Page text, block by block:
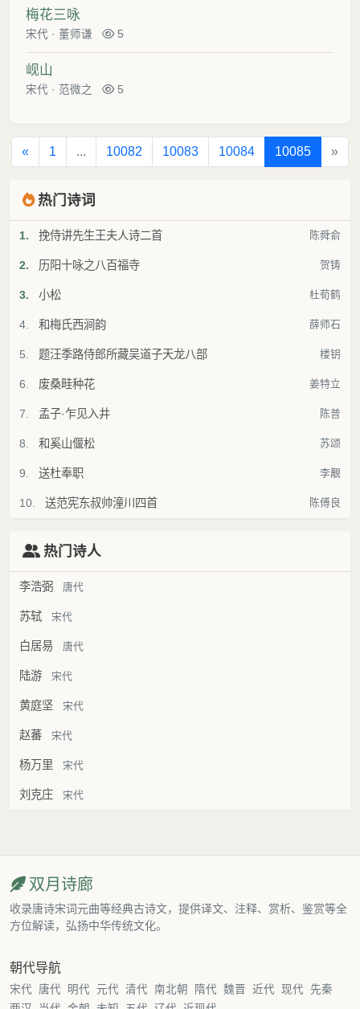
梅花三咏
宋代 · 董师谦 5
岘山
宋代 · 范微之 5
« 1 ... 10082 10083 10084 10085 »
热门诗词
1. 挽侍讲先生王夫人诗二首 陈舜俞
2. 历阳十咏之八百福寺 贺铸
3. 小松 杜荀鹤
4. 和梅氏西涧韵 薛师石
5. 题汪季路侍郎所藏吴道子天龙八部 楼钥
6. 废桑畦种花 姜特立
7. 孟子·乍见入井 陈普
8. 和奚山偃松 苏颂
9. 送杜奉职 李覯
10. 送范宪东叔帅潼川四首 陈傅良
热门诗人
李浩弼 唐代
苏轼 宋代
白居易 唐代
陆游 宋代
黄庭坚 宋代
赵蕃 宋代
杨万里 宋代
刘克庄 宋代
双月诗廊
收录唐诗宋词元曲等经典古诗文，提供译文、注释、赏析、鉴赏等全
方位解读，弘扬中华传统文化。
朝代导航
宋代 唐代 明代 元代 清代 南北朝 隋代 魏晋 近代 现代 先秦